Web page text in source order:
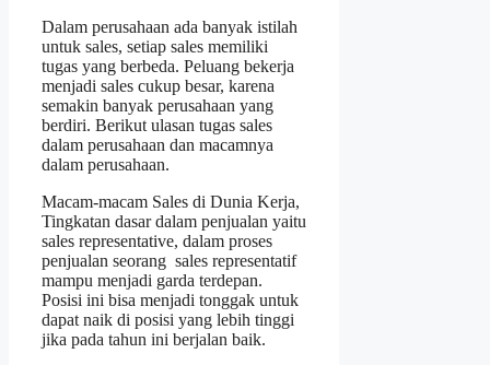
Dalam perusahaan ada banyak istilah
untuk sales, setiap sales memiliki
tugas yang berbeda. Peluang bekerja
menjadi sales cukup besar, karena
semakin banyak perusahaan yang
berdiri. Berikut ulasan tugas sales
dalam perusahaan dan macamnya
dalam perusahaan.
Macam-macam Sales di Dunia Kerja,
Tingkatan dasar dalam penjualan yaitu
sales representative, dalam proses
penjualan seorang sales representatif
mampu menjadi garda terdepan.
Posisi ini bisa menjadi tonggak untuk
dapat naik di posisi yang lebih tinggi
jika pada tahun ini berjalan baik.